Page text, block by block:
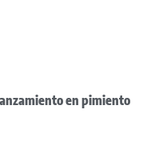
en pimiento